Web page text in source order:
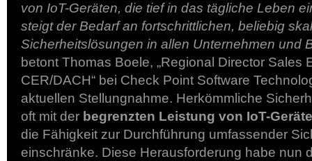
von IoT-Geräten, die tief in das tägliche Leben
steigt der Bedarf an fortschrittlichen, beliebig
Sicherheitslösungen in allen Unternehmen und
betont Thomas Boele, „Regional Director Sales
CER/DACH“ bei Check Point Software
aktuellen Stellungnahme. Herkömmliche
oft mit der begrenzten Leistung von IoT-
die Fähigkeit zur Durchführung umfassender
einschränke. Diese Herausforderung habe nun